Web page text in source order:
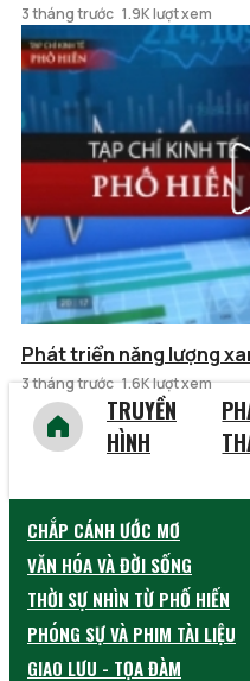
3 tháng trước 1.9K lượt xem
Phát triển năng lượng
3 tháng trước 1.6K lượt xem
TRUYỀN
HÌNH
CHẮP CÁNH ƯỚC MƠ
VĂN HÓA VÀ ĐỜI SỐNG
THỜI SỰ NHÌN TỪ PHỐ HIẾN
PHÓNG SỰ VÀ PHIM TÀI LIỆU
GIAO LƯU - TỌA ĐÀM